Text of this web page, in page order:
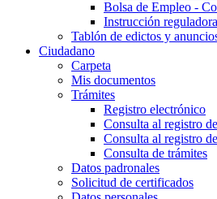
Bolsa de Empleo -
Instrucción
Tablón de edictos y
Ciudadano
Carpeta
Mis documentos
Trámites
Registro electrónico
Consulta al registro
Consulta al registro
Consulta de trámites
Datos padronales
Solicitud de certificados